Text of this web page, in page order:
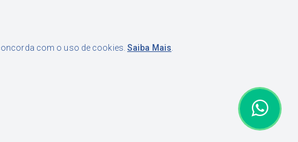
com o uso de cookies.Saiba Mais